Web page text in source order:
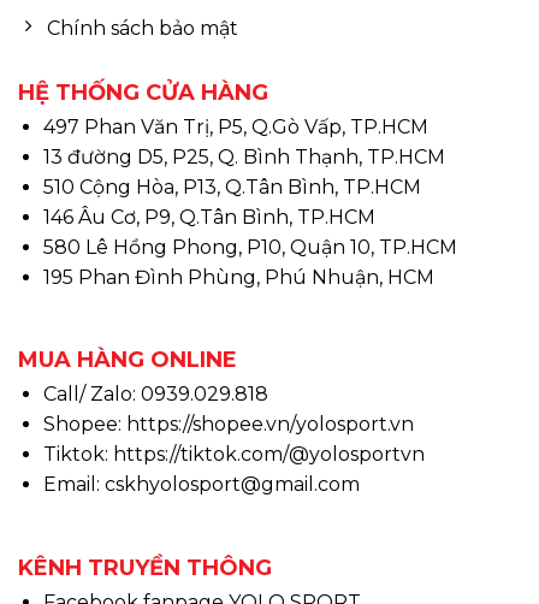
Chính sách bảo mật
HỆ THỐNG CỬA HÀNG
497 Phan Văn Trị, P5, Q.Gò Vấp, TP.HCM
13 đường D5, P25, Q. Bình Thạnh, TP.HCM
510 Cộng Hòa, P13, Q.Tân Bình, TP.HCM
146 Âu Cơ, P9, Q.Tân Bình, TP.HCM
580 Lê Hồng Phong, P10, Quận 10, TP.HCM
195 Phan Đình Phùng, Phú Nhuận, HCM
MUA HÀNG ONLINE
Call/ Zalo: 0939.029.818
Shopee: https://shopee.vn/yolosport.vn
Tiktok: https://tiktok.com/@yolosportvn
Email: cskhyolosport@gmail.com
KÊNH TRUYỀN THÔNG